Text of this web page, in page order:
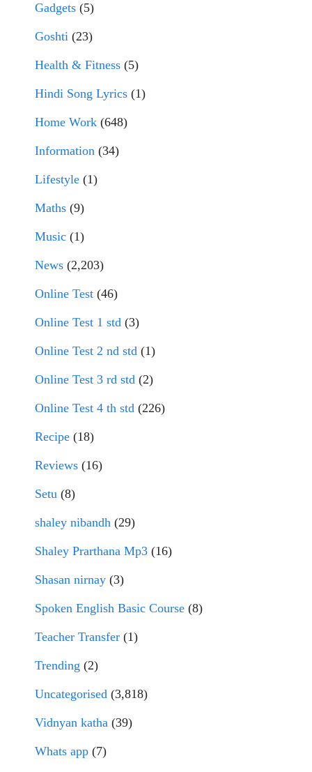
Gadgets (5)
Goshti (23)
Health & Fitness (5)
Hindi Song Lyrics (1)
Home Work (648)
Information (34)
Lifestyle (1)
Maths (9)
Music (1)
News (2,203)
Online Test (46)
Online Test 1 std (3)
Online Test 2 nd std (1)
Online Test 3 rd std (2)
Online Test 4 th std (226)
Recipe (18)
Reviews (16)
Setu (8)
shaley nibandh (29)
Shaley Prarthana Mp3 (16)
Shasan nirnay (3)
Spoken English Basic Course (8)
Teacher Transfer (1)
Trending (2)
Uncategorised (3,818)
Vidnyan katha (39)
Whats app (7)